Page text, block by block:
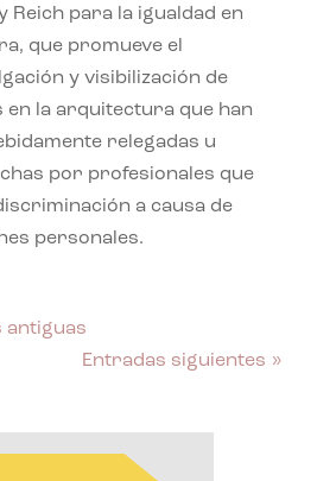
Reich para la igualdad en
que promueve el
y visibilización de
en la arquitectura que han
relegadas u
por profesionales que
a causa de
personales.
antiguas
Entradas siguientes »